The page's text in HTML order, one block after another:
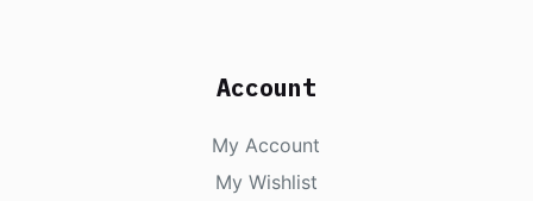
Account
My Account
My Wishlist